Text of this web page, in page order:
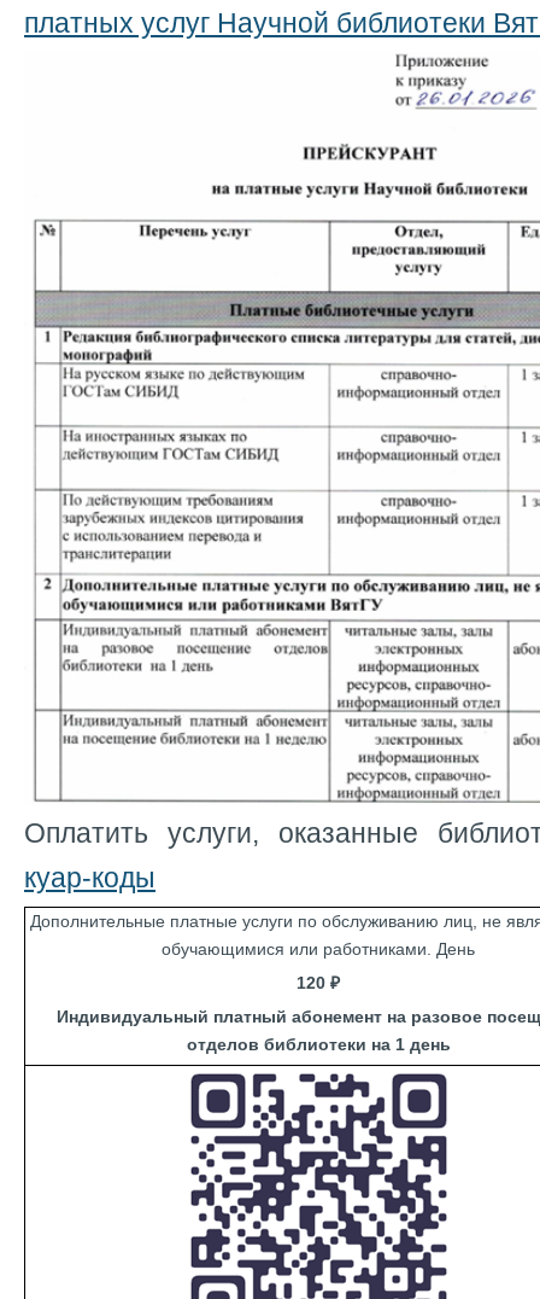
платных услуг Научной библиотеки
Оплатить услуги, оказанные
куар-коды
Дополнительные платные услуги по обслуживанию лиц, не
обучающимися или работниками. День
120 ₽
Индивидуальный платный абонемент на разовое
отделов библиотеки на 1 день